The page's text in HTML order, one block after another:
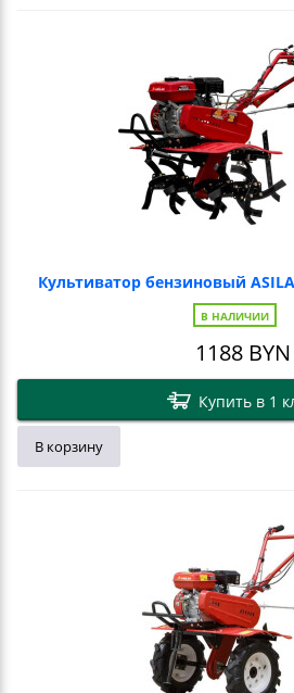
Культиватор бензиновый
В НАЛИЧИИ
1188 BYN
Купить в 1
В корзину